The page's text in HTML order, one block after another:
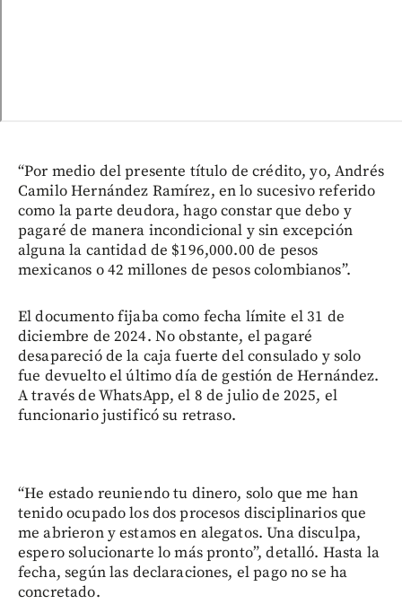
“Por medio del presente título de crédito, yo, Andrés
Camilo Hernández Ramírez, en lo sucesivo referido
como la parte deudora, hago constar que debo y
pagaré de manera incondicional y sin excepción
alguna la cantidad de $196,000.00 de pesos
mexicanos o 42 millones de pesos colombianos”.
El documento fijaba como fecha límite el 31 de
diciembre de 2024. No obstante, el pagaré
desapareció de la caja fuerte del consulado y solo
fue devuelto el último día de gestión de Hernández.
A través de WhatsApp, el 8 de julio de 2025, el
funcionario justificó su retraso.
“He estado reuniendo tu dinero, solo que me han
tenido ocupado los dos procesos disciplinarios que
me abrieron y estamos en alegatos. Una disculpa,
espero solucionarte lo más pronto”, detalló. Hasta la
fecha, según las declaraciones, el pago no se ha
concretado.